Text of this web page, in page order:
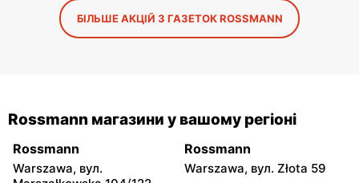
БІЛЬШЕ АКЦІЙ З ГАЗЕТОК ROSSMANN
Rossmann магазини у вашому регіоні
Rossmann
Warszawa, вул.
Rossmann
Warszawa, вул. Złota 59